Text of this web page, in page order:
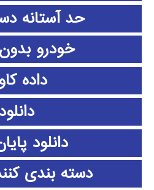
حد آستانه
خودرو بدون
داده
دانلود
دانلود
دسته بندی